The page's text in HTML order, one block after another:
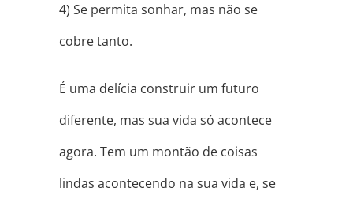
4) Se permita sonhar, mas não se
cobre tanto.
É uma delícia construir um futuro
diferente, mas sua vida só acontece
agora. Tem um montão de coisas
lindas acontecendo na sua vida e, se